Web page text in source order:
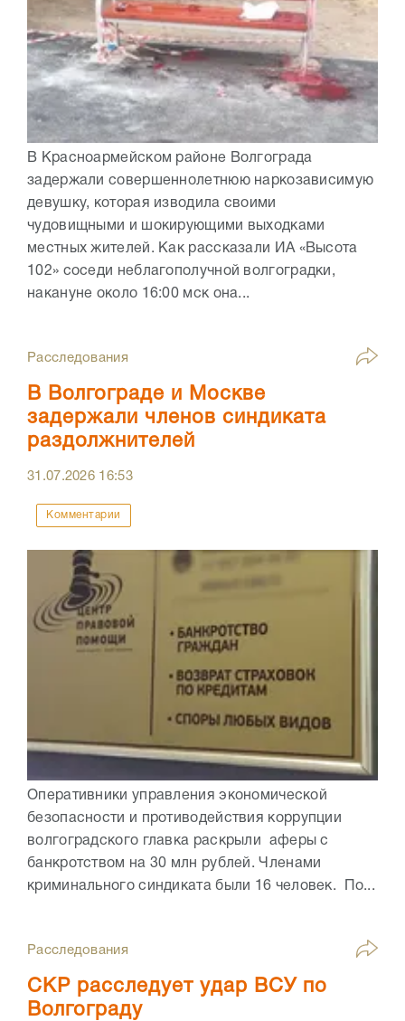
В Красноармейском районе Волгограда
задержали совершеннолетнюю наркозависимую
девушку, которая изводила своими
чудовищными и шокирующими выходками
местных жителей. Как рассказали ИА «Высота
102» соседи неблагополучной волгоградки,
накануне около 16:00 мск она...
Расследования
В Волгограде и Москве
задержали членов синдиката
раздолжнителей
31.07.2026 16:53
Комментарии
Оперативники управления экономической
безопасности и противодействия коррупции
волгоградского главка раскрыли аферы с
банкротством на 30 млн рублей. Членами
криминального синдиката были 16 человек. По...
Расследования
СКР расследует удар ВСУ по
Волгограду